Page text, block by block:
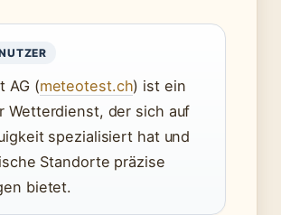
AG (meteotest.ch) ist ein
Wetterdienst, der sich auf
spezialisiert hat und
Standorte präzise
bietet.